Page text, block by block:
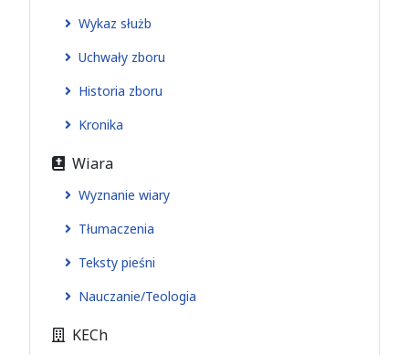
Wykaz służb
Uchwały zboru
Historia zboru
Kronika
Wiara
Wyznanie wiary
Tłumaczenia
Teksty pieśni
Nauczanie/Teologia
KECh